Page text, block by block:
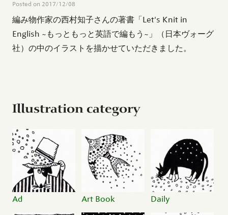
Posted on 2017/12/08
編み物作家の西村知子さんの著書「Let's Knit in
English ~もっともっと英語で編もう~」（日本ヴォーグ
社）の中のイラストを描かせていただきました。
Illustration category
Ad Art Book Daily